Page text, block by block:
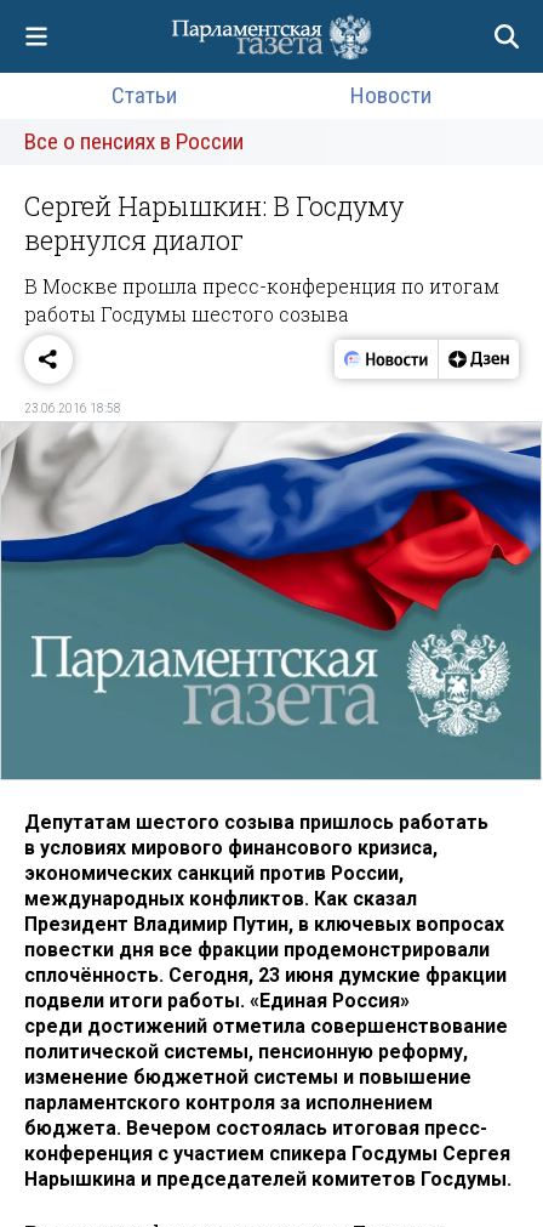
Статьи
Новости
Все о пенсиях в России
Сергей Нарышкин: В Госдуму
вернулся диалог
В Москве прошла пресс-конференция по итогам
работы Госдумы шестого созыва
23.06.2016 18:58
Депутатам шестого созыва пришлось работать
в условиях мирового финансового кризиса,
экономических санкций против России,
международных конфликтов. Как сказал
Президент Владимир Путин, в ключевых вопросах
повестки дня все фракции продемонстрировали
сплочённость. Сегодня, 23 июня думские фракции
подвели итоги работы. «Единая Россия»
среди достижений отметила совершенствование
политической системы, пенсионную реформу,
изменение бюджетной системы и повышение
парламентского контроля за исполнением
бюджета. Вечером состоялась итоговая пресс-
конференция с участием спикера Госдумы Сергея
Нарышкина и председателей комитетов Госдумы.